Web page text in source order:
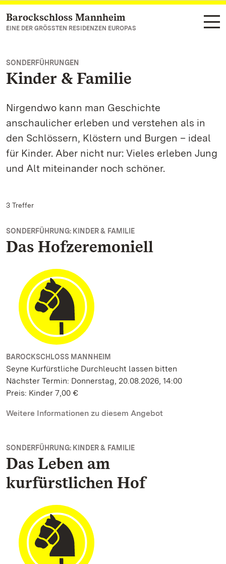
Zum Hauptinhalt springen
Barockschloss Mannheim
EINE DER GRÖSSTEN RESIDENZEN EUROPAS
SONDERFÜHRUNGEN
Kinder & Familie
Nirgendwo kann man Geschichte
anschaulicher erleben und verstehen als in
den Schlössern, Klöstern und Burgen – ideal
für Kinder. Aber nicht nur: Vieles erleben Jung
und Alt miteinander noch schöner.
3 Treffer
SONDERFÜHRUNG: KINDER & FAMILIE
Das Hofzeremoniell
BAROCKSCHLOSS MANNHEIM
Seyne Kurfürstliche Durchleucht lassen bitten
Nächster Termin: Donnerstag, 20.08.2026, 14:00
Preis: Kinder 7,00 €
Weitere Informationen zu diesem Angebot
SONDERFÜHRUNG: KINDER & FAMILIE
Das Leben am
kurfürstlichen Hof